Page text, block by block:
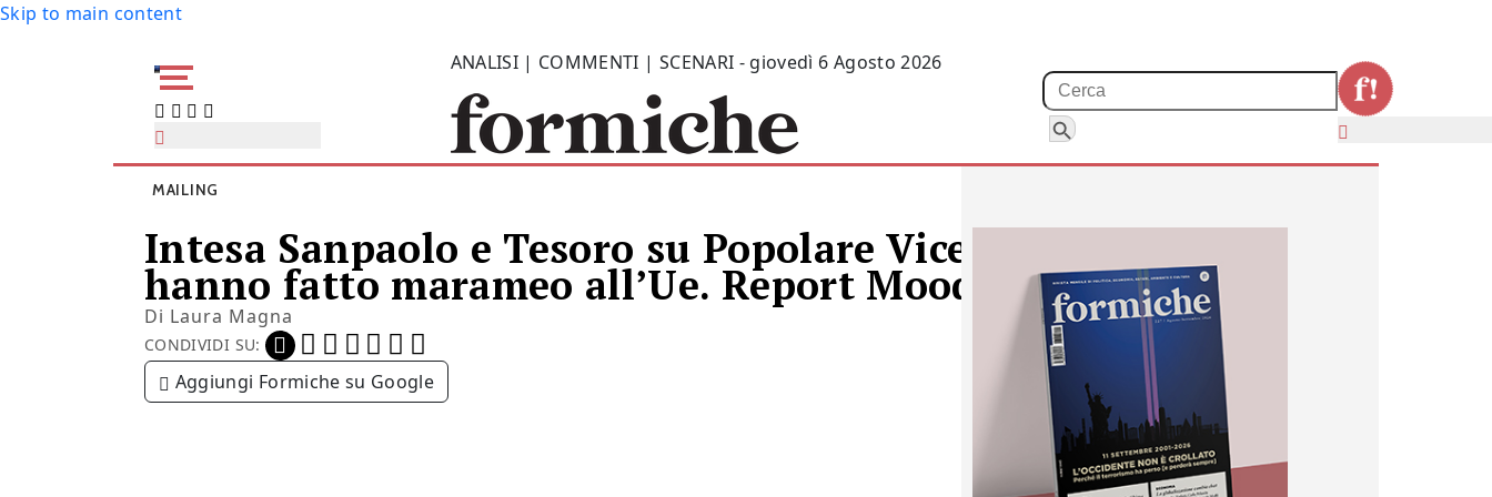
Skip to main content
ANALISI | COMMENTI | SCENARI - giovedì 6 Agosto 2026
Search Button
MAILING
Intesa Sanpaolo e Tesoro su Popolare Vicenza e Veneto Banca
hanno fatto marameo all’Ue. Report Moody’s
Di Laura Magna
CONDIVIDI SU:
Aggiungi Formiche su Google